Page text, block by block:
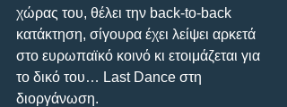
χώρας του, θέλει την back-to-back
κατάκτηση, σίγουρα έχει λείψει αρκετά
στο ευρωπαϊκό κοινό κι ετοιμάζεται για
το δικό του… Last Dance στη
διοργάνωση.